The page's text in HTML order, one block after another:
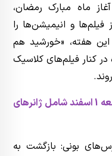
ماه مبارک رمضان،
و انیمیشن‌ها را
این هفته، «خورشید هم
در کنار فیلم‌های کلاسیک
برنامه پخش پنج‌شنبه 30 بهمن و جمعه 1 اسفند شامل ژانرهای
بونی: بازگشت به